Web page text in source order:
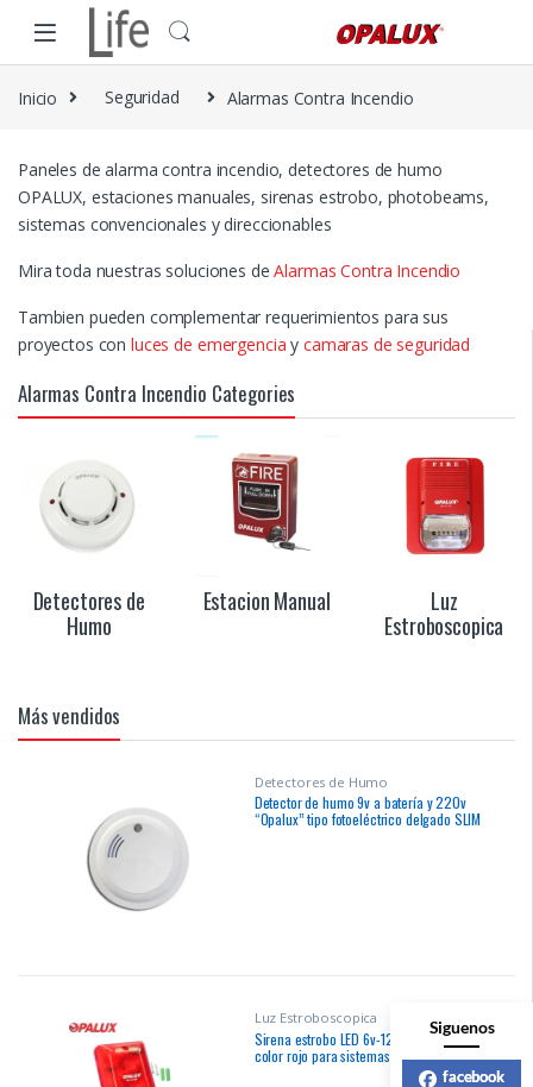
Skip to navigation
Skip to content
Inicio Seguridad Alarmas Contra Incendio
Paneles de alarma contra incendio, detectores de humo
OPALUX, estaciones manuales, sirenas estrobo, photobeams,
sistemas convencionales y direccionables
Mira toda nuestras soluciones deAlarmas Contra Incendio
Tambien pueden complementar requerimientos para sus
proyectos conluces de emergencia y camaras de seguridad
Alarmas Contra Incendio Categories
Detectores de
Humo
Estacion Manual
Luz
Estroboscopica
Más vendidos
Detectores de Humo
Detector de humo 9v a batería y 220v
“Opalux” tipo fotoeléctrico delgado SLIM
Luz Estroboscopica
Sirena estrobo LED 6v-12v “Opalux”
color rojo para sistemas de alarmas
contra incendio centralizados
Siguenos
facebook